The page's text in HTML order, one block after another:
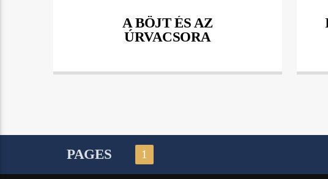
A BÖJT ÉS AZ
ÚRVACSORA
PAGES 1